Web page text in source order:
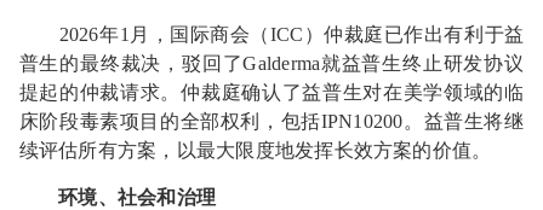
2026年1月，国际商会（ICC）仲裁庭已作出有利于益
普生的最终裁决，驳回了Galderma就益普生终止研发协议
提起的仲裁请求。仲裁庭确认了益普生对在美学领域的临
床阶段毒素项目的全部权利，包括IPN10200。益普生将继
续评估所有方案，以最大限度地发挥长效方案的价值。
环境、社会和治理